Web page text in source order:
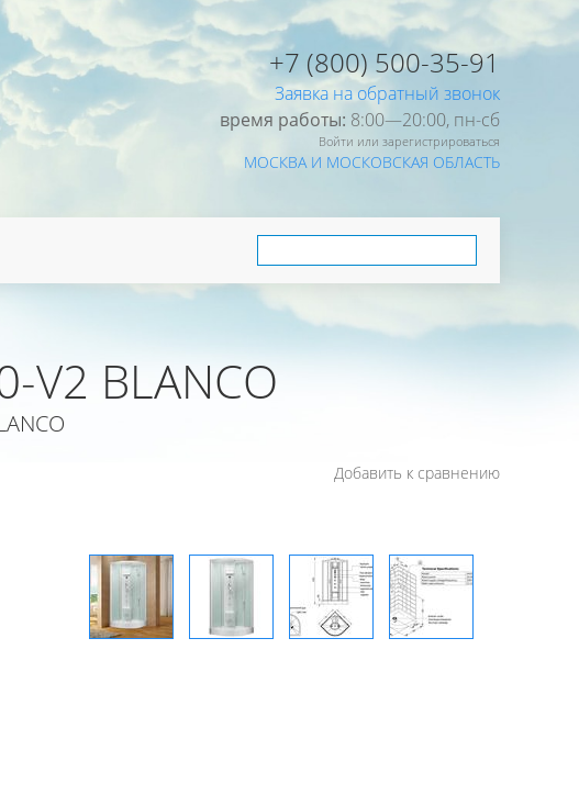
+7 (800) 500-35-91
Заявка на обратный звонок
время работы: 8:00—20:00, пн-cб
Войти или зарегистрироваться
МОСКВА И МОСКОВСКАЯ ОБЛАСТЬ
V2 BLANCO
Добавить к сравнению